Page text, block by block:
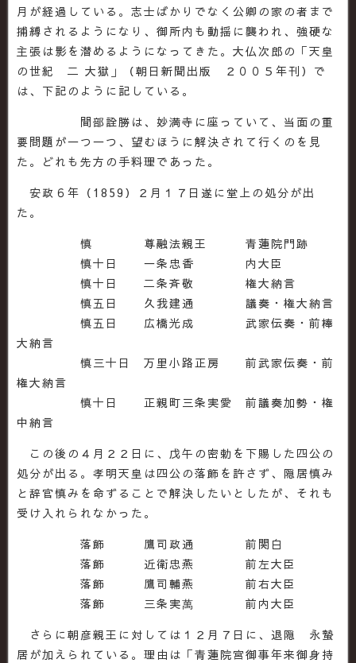
月が経過している。志士ばかりでなく公卿の家の者まで
捕縛されるようになり、御所内も動揺に襲われ、強硬な
主張は影を潜めるようになってきた。大仏次郎の「天皇
の世紀 二 大獄」（朝日新聞出版 ２００５年刊）で
は、下記のように記している。
間部詮勝は、妙満寺に座っていて、当面の重
要問題が一つ一つ、望むほうに解決されて行くのを見
た。どれも先方の手料理であった。
安政６年（1859）２月１７日遂に堂上の処分が出
た。
慎 尊融法親王 青蓮院門跡
慎十日 一条忠香 内大臣
慎十日 二条斉敬 権大納言
慎五日 久我建通 議奏・権大納言
慎五日 広橋光成 武家伝奏・前棒
大納言
慎三十日 万里小路正房 前武家伝奏・前
権大納言
慎十日 正親町三条実愛 前議奏加勢・権
中納言
この後の４月２２日に、戊午の密勅を下賜した四公の
処分が出る。孝明天皇は四公の落飾を許さず、隠居慎み
と辞官慎みを命ずることで解決したいとしたが、それも
受け入れられなかった。
落飾 鷹司政通 前関白
落飾 近衛忠燕 前左大臣
落飾 鷹司輔燕 前右大臣
落飾 三条実萬 前内大臣
さらに朝彦親王に対しては１２月７日に、退隠 永蟄
居が加えられている。理由は「青蓮院宮御事年来御身持